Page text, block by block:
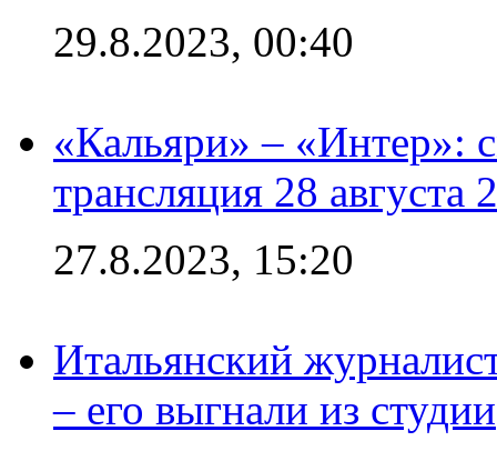
29.8.2023, 00:40
«Кальяри» – «Интер»:
трансляция 28 августа
27.8.2023, 15:20
Итальянский
– его выгнали из студии